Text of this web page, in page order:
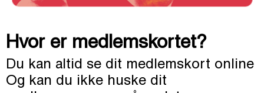
Hvor er medlemskortet?
Du kan altid se dit medlemskort online
Og kan du ikke huske dit